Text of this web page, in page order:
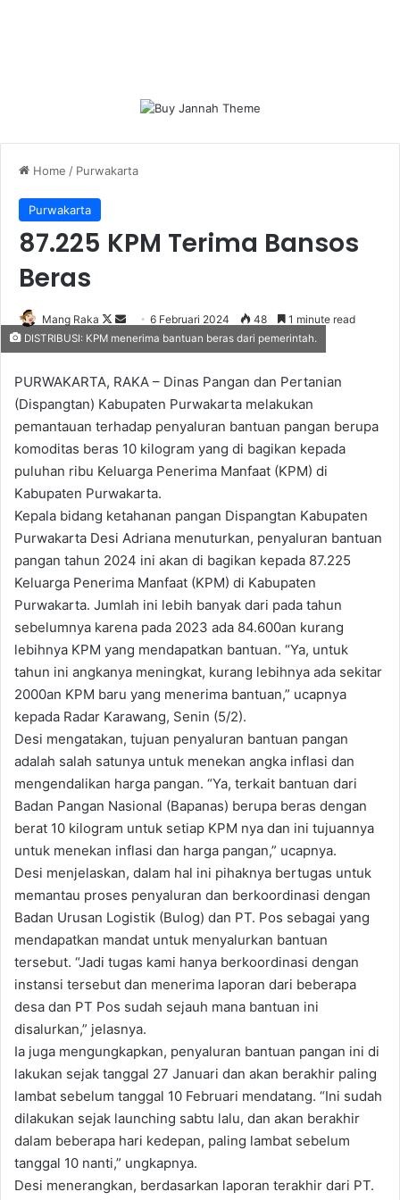
Home / Purwakarta
Purwakarta
87.225 KPM Terima Bansos
Beras
Mang Raka
Follow
on
Send
an
6 Februari 2024 48 1 minute read
DISTRIBUSI: KPM menerima bantuan beras dari pemerintah.
PURWAKARTA, RAKA – Dinas Pangan dan Pertanian
(Dispangtan) Kabupaten Purwakarta melakukan
pemantauan terhadap penyaluran bantuan pangan berupa
komoditas beras 10 kilogram yang di bagikan kepada
puluhan ribu Keluarga Penerima Manfaat (KPM) di
Kabupaten Purwakarta.
Kepala bidang ketahanan pangan Dispangtan Kabupaten
Purwakarta Desi Adriana menuturkan, penyaluran bantuan
pangan tahun 2024 ini akan di bagikan kepada 87.225
Keluarga Penerima Manfaat (KPM) di Kabupaten
Purwakarta. Jumlah ini lebih banyak dari pada tahun
sebelumnya karena pada 2023 ada 84.600an kurang
lebihnya KPM yang mendapatkan bantuan. “Ya, untuk
tahun ini angkanya meningkat, kurang lebihnya ada sekitar
2000an KPM baru yang menerima bantuan,” ucapnya
kepada Radar Karawang, Senin (5/2).
Desi mengatakan, tujuan penyaluran bantuan pangan
adalah salah satunya untuk menekan angka inflasi dan
mengendalikan harga pangan. “Ya, terkait bantuan dari
Badan Pangan Nasional (Bapanas) berupa beras dengan
berat 10 kilogram untuk setiap KPM nya dan ini tujuannya
untuk menekan inflasi dan harga pangan,” ucapnya.
Desi menjelaskan, dalam hal ini pihaknya bertugas untuk
memantau proses penyaluran dan berkoordinasi dengan
Badan Urusan Logistik (Bulog) dan PT. Pos sebagai yang
mendapatkan mandat untuk menyalurkan bantuan
tersebut. “Jadi tugas kami hanya berkoordinasi dengan
instansi tersebut dan menerima laporan dari beberapa
desa dan PT Pos sudah sejauh mana bantuan ini
disalurkan,” jelasnya.
Ia juga mengungkapkan, penyaluran bantuan pangan ini di
lakukan sejak tanggal 27 Januari dan akan berakhir paling
lambat sebelum tanggal 10 Februari mendatang. “Ini sudah
dilakukan sejak launching sabtu lalu, dan akan berakhir
dalam beberapa hari kedepan, paling lambat sebelum
tanggal 10 nanti,” ungkapnya.
Desi menerangkan, berdasarkan laporan terakhir dari PT.